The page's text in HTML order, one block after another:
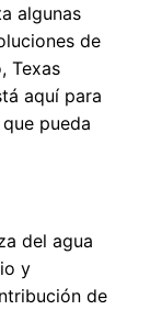
algunas
de
Texas
aquí para
pueda
del agua
y
de